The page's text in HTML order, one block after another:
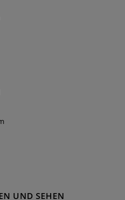
UND SEHEN